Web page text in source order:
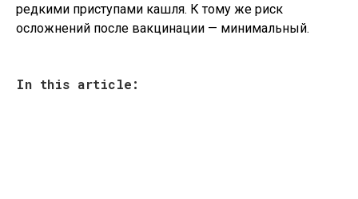
редкими приступами кашля. К тому же риск
осложнений после вакцинации — минимальный.
In this article: